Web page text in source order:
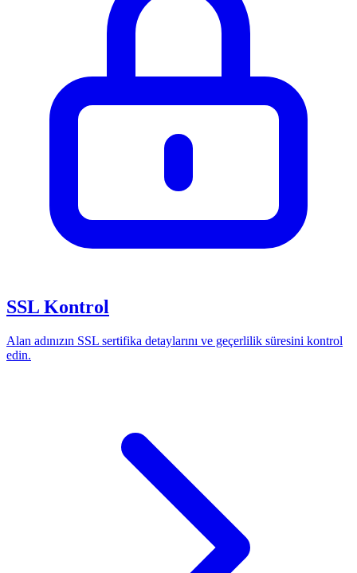
SSL Kontrol
Alan adınızın SSL sertifika detaylarını ve geçerlilik süresini kontrol
edin.